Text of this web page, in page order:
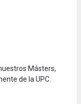
Másters,
de la UPC.